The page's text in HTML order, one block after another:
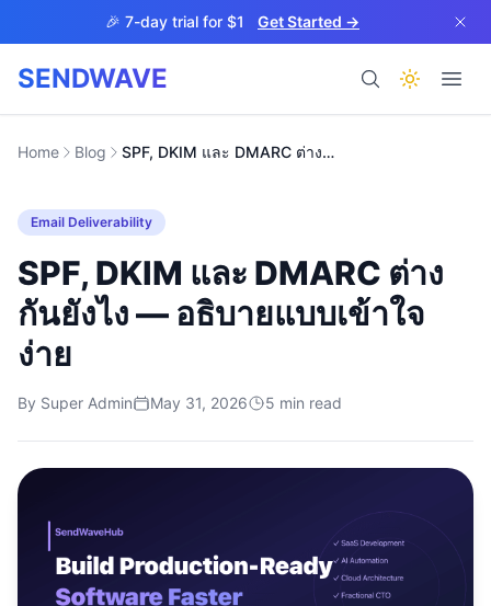
Skip to main content🎉 7-day trial for $1 Get Started →
SENDWAVE
Products
BETA
Help
Home Blog SPF, DKIM และ DMARC ต่างกันยังไง — อธิบายแบบเข้าใจง่าย
Email Deliverability
SPF, DKIM และ DMARC ต่าง
กันยังไง — อธิบายแบบเข้าใจ
ง่าย
By Super Admin May 31, 2026 5 min read